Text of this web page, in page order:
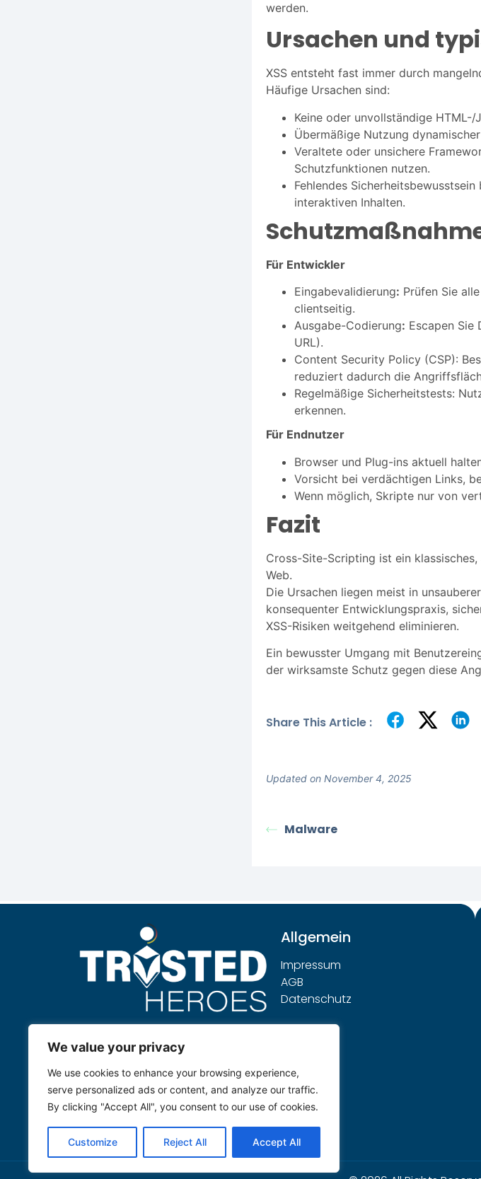
We value your privacy
We use cookies to enhance your browsing experience,
serve personalized ads or content, and analyze our traffic.
By clicking "Accept All", you consent to our use of cookies.
Customize Reject All Accept All
werden.
Ursachen und
XSS entsteht fast immer durch
Häufige Ursachen sind:
Keine oder unvollständige
Übermäßige Nutzung
Veraltete oder unsichere
Schutzfunktionen nutzen.
Fehlendes
interaktiven Inhalten.
Für Entwickler
Eingabevalidierung: Prüfen Sie
clientseitig.
Ausgabe-Codierung: Escapen Sie
URL).
Content Security Policy (CSP):
reduziert dadurch die
Regelmäßige Sicherheitstests:
erkennen.
Für Endnutzer
Browser und Plug-ins aktuell
Vorsicht bei verdächtigen Links,
Wenn möglich, Skripte nur von
Fazit
Cross-Site-Scripting ist ein
Web.
Die Ursachen liegen meist in
konsequenter Entwicklungspraxis,
XSS-Risiken weitgehend eliminieren.
Ein bewusster Umgang mit
der wirksamste Schutz gegen diese
Share This Article :
Updated on November 4, 2025
Malware
Hinweis:
Trusted Heroes versteht sich als
ein unabhängiger Dienstleister,
welcher die eingereichten
eigenen Prüfregeln bewertet.
Allgemein
Impressum
AGB
Datenschutz